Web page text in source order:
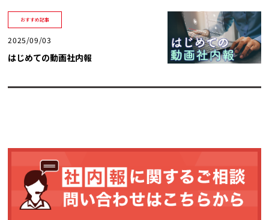
おすすめ記事
2025/09/03
はじめての動画社内報